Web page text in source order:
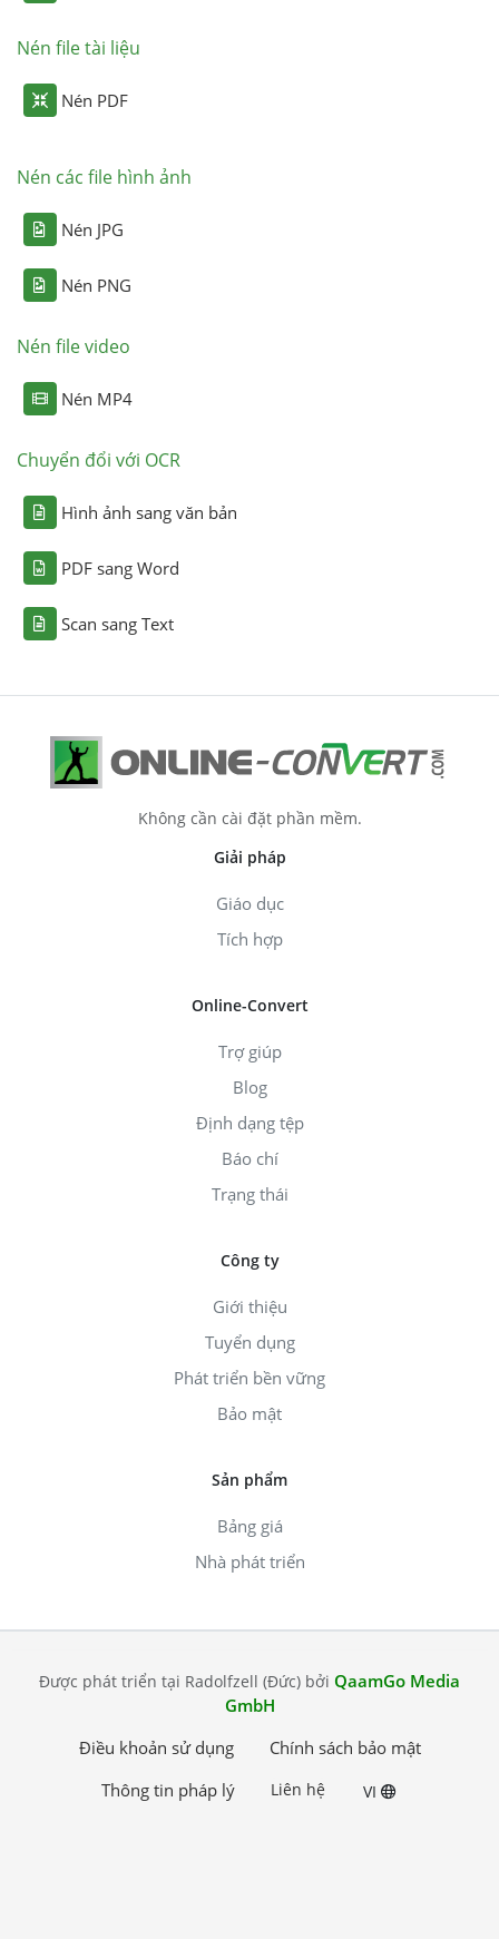
Nén file tài liệu
Nén PDF
Nén các file hình ảnh
Nén JPG
Nén PNG
Nén file video
Nén MP4
Chuyển đổi với OCR
Hình ảnh sang văn bản
PDF sang Word
Scan sang Text
Không cần cài đặt phần mềm.
Giải pháp
Giáo dục
Tích hợp
Online-Convert
Trợ giúp
Blog
Định dạng tệp
Báo chí
Trạng thái
Công ty
Giới thiệu
Tuyển dụng
Phát triển bền vững
Bảo mật
Sản phẩm
Bảng giá
Nhà phát triển
Được phát triển tại Radolfzell (Đức) bởi QaamGo Media
GmbH
Điều khoản sử dụng
Chính sách bảo mật
Thông tin pháp lý
Liên hệ VI